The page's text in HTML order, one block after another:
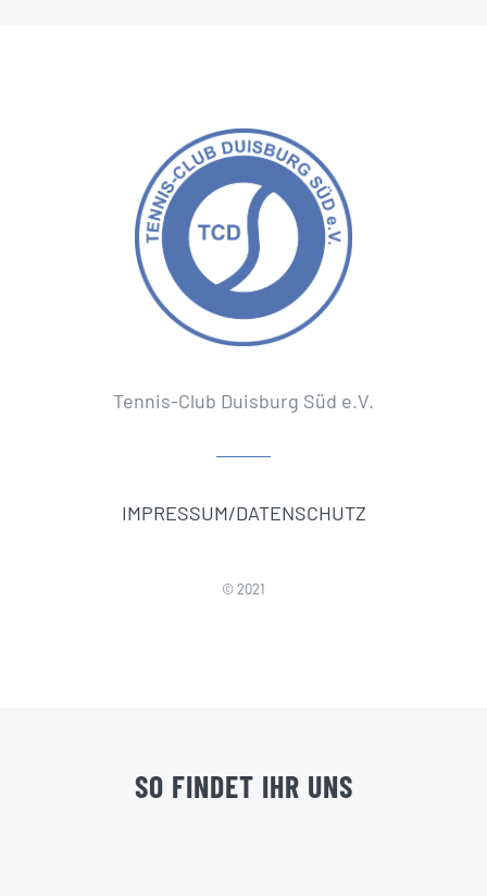
Tennis-Club Duisburg Süd e.V.
IMPRESSUM/DATENSCHUTZ
© 2021
SO FINDET IHR UNS